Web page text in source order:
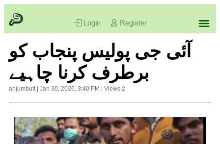
Login Register
آئی جی پولیس پنجاب کو
برطرف کرنا چاہیے
anjumbutt| Jan 30, 2026, 3:40 PM Views 2